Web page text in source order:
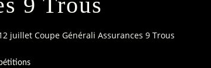
juillet Coupe Générali Assurances 9 Trous